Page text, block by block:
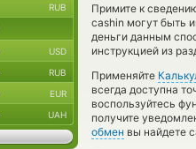
Примите к
cashin могут быть
деньги данным
инструкцией из
Применяйте
всегда доступна
воспользуйтесь
получите
обмен вы найдете
RUB
USD
RUB
EUR
UAH